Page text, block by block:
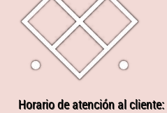
Horario de atención al cliente: